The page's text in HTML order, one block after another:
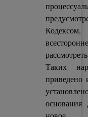
Таких
приведено
основания